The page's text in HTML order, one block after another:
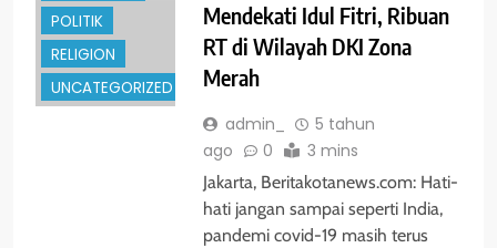
POLITIK
RELIGION
UNCATEGORIZED
Mendekati Idul Fitri, Ribuan
RT di Wilayah DKI Zona
Merah
admin_
5 tahun
ago
0 3 mins
Jakarta, Beritakotanews.com: Hati-
hati jangan sampai seperti India,
pandemi covid-19 masih terus